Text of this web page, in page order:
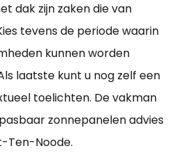
dak zijn zaken die van
tevens de periode waarin
kunnen worden
laatste kunt u nog zelf een
toelichten. De vakman
zonnepanelen advies
Ten-Noode.